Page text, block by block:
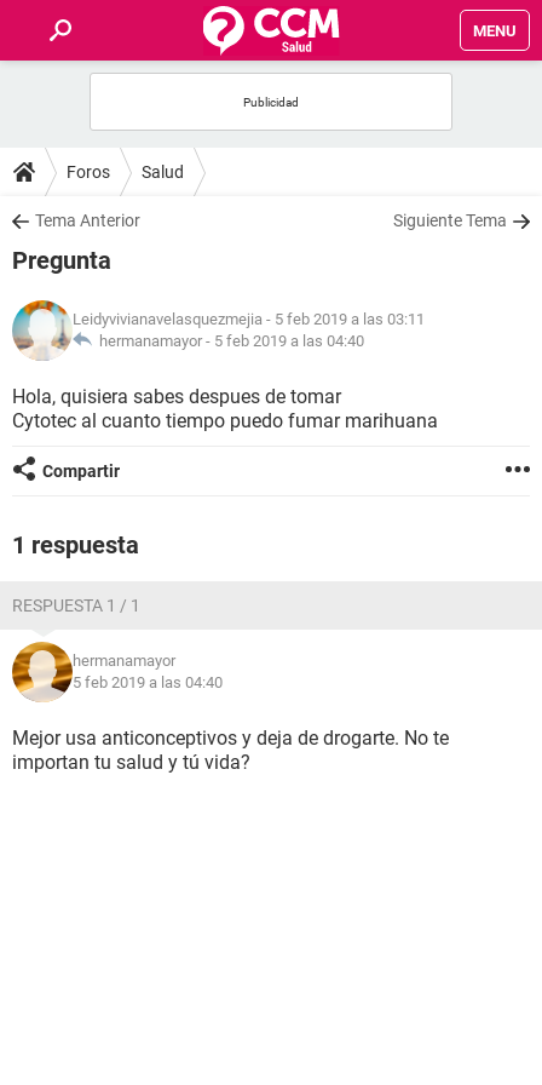
MENU
FOROS
SALUD
FAMILIA
NUTRICIÓN
BIENESTAR
SEXUALIDAD
Foros Salud
Tema Anterior Siguiente Tema
Pregunta
Leidyvivianavelasquezmejia - 5 feb 2019 a las 03:11
hermanamayor - 5 feb 2019 a las 04:40
Hola, quisiera sabes despues de tomar
Cytotec al cuanto tiempo puedo fumar marihuana
Compartir
1 respuesta
RESPUESTA 1 / 1
hermanamayor
5 feb 2019 a las 04:40
Mejor usa anticonceptivos y deja de drogarte. No te
importan tu salud y tú vida?